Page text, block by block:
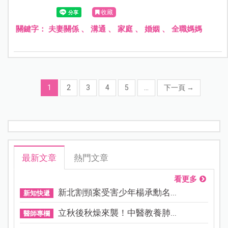
更讓她心累。來看心理師建議的溝通方法，讓夫妻不再陷
入「誰比較累」的爭吵，而能真正互相理解與支持。
收藏
關鍵字： 夫妻關係、 溝通、 家庭、 婚姻、 全職媽媽
1 2 3 4 5 ... 下一頁 →
最新文章 熱門文章
看更多
新知快遞 新北割頸案受害少年楊承勳名...
醫師專欄 立秋後秋燥來襲！中醫教養肺...